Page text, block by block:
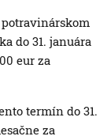
do 31. januára
eur za
termín do 31.
za